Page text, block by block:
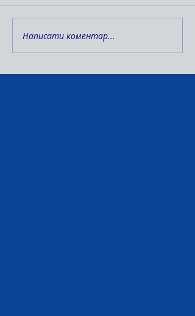
Написати коментар...